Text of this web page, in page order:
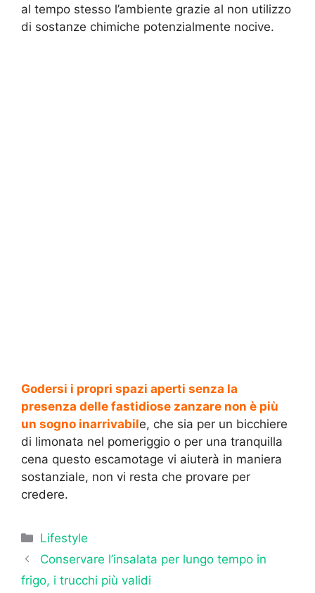
al tempo stesso l’ambiente grazie al non utilizzo
di sostanze chimiche potenzialmente nocive.
Godersi i propri spazi aperti senza la
presenza delle fastidiose zanzare non è più
un sogno inarrivabile, che sia per un bicchiere
di limonata nel pomeriggio o per una tranquilla
cena questo escamotage vi aiuterà in maniera
sostanziale, non vi resta che provare per
credere.
Categorie
Lifestyle
Conservare l’insalata per lungo tempo in
frigo, i trucchi più validi